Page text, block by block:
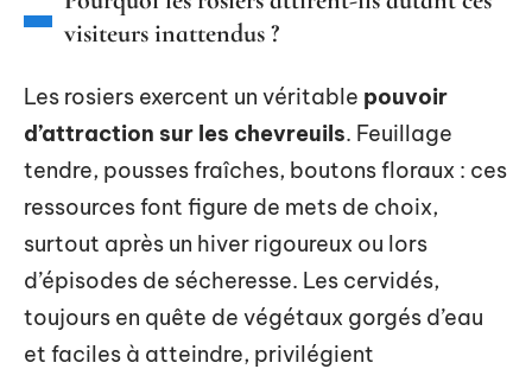
visiteurs inattendus ?
Les rosiers exercent un véritable pouvoir
d’attraction sur les chevreuils. Feuillage
tendre, pousses fraîches, boutons floraux : ces
ressources font figure de mets de choix,
surtout après un hiver rigoureux ou lors
d’épisodes de sécheresse. Les cervidés,
toujours en quête de végétaux gorgés d’eau
et faciles à atteindre, privilégient